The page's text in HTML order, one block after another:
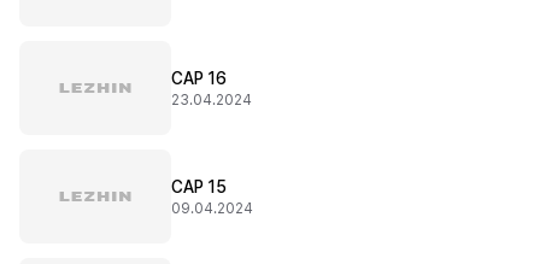
CAP 16
23.04.2024
CAP 15
09.04.2024